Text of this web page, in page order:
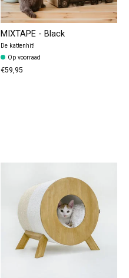
MIXTAPE - Black
De kattenhit!
Op voorraad
€59,95